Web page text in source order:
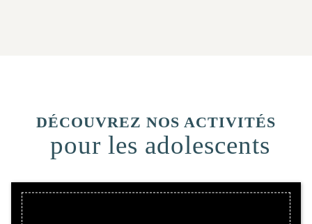
DÉCOUVREZ NOS ACTIVITÉS
pour les adolescents